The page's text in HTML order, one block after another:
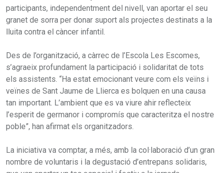
participants, independentment del nivell, van aportar el seu
granet de sorra per donar suport als projectes destinats a la
lluita contra el càncer infantil.
Des de l’organització, a càrrec de l’Escola Les Escomes,
s’agraeix profundament la participació i solidaritat de tots
els assistents. “Ha estat emocionant veure com els veïns i
veïnes de Sant Jaume de Llierca es bolquen en una causa
tan important. L’ambient que es va viure ahir reflecteix
l’esperit de germanor i compromís que caracteritza el nostre
poble”, han afirmat els organitzadors.
La iniciativa va comptar, a més, amb la col·laboració d’un gran
nombre de voluntaris i la degustació d’entrepans solidaris,